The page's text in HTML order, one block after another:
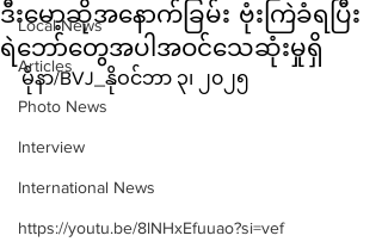
Local News
Articles
Photo News
Interview
International News
https://youtu.be/8lNHxEfuuao?si=vef
ဒီးမော့ဆိုအနောက်ခြမ်း ဗုံးကြဲခံရပြီး
ရဲဘော်တွေအပါအဝင်သေဆုံးမှုရှိ
မိုနာ/BVJ_နိုဝင်ဘာ ၃၊ ၂၀၂၅